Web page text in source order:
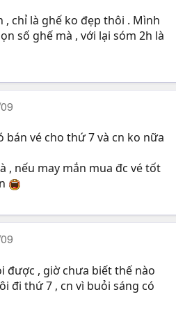
, chỉ là ghế ko đẹp thôi . Mình
số ghế mà , với lại sóm 2h là
bán vé cho thứ 7 và cn ko nữa
, nếu may mắn mua đc vé tốt
được , giờ chưa biết thế nào
đi thứ 7 , cn vì buỏi sáng có